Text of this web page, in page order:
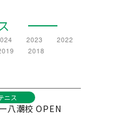
2023
2022
2018
ニス
八潮校 OPEN